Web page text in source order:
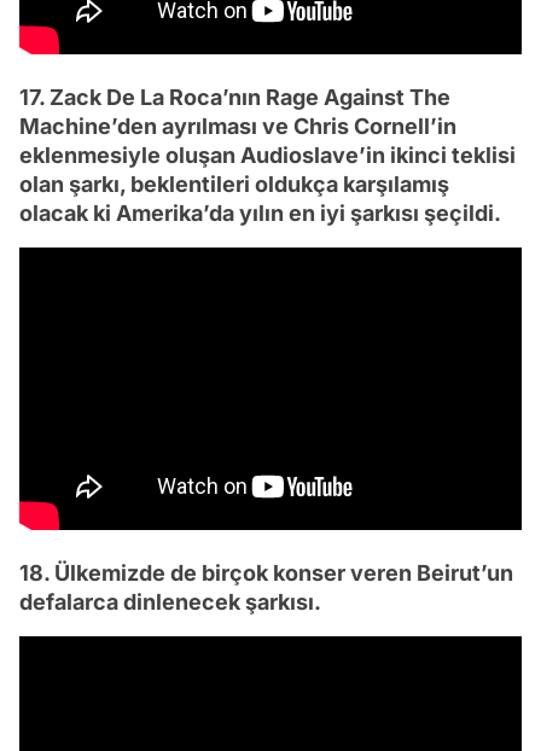
17. Zack De La Roca’nın Rage Against The
Machine’den ayrılması ve Chris Cornell’in
eklenmesiyle oluşan Audioslave’in ikinci teklisi
olan şarkı, beklentileri oldukça karşılamış
olacak ki Amerika’da yılın en iyi şarkısı şeçildi.
18. Ülkemizde de birçok konser veren Beirut’un
defalarca dinlenecek şarkısı.